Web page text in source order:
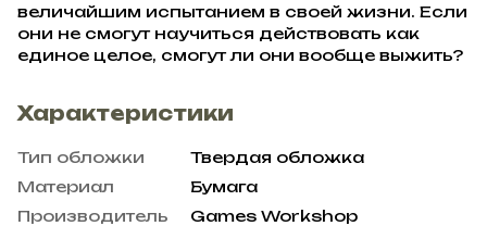
величайшим испытанием в своей жизни. Если
они не смогут научиться действовать как
единое целое, смогут ли они вообще выжить?
Характеристики
Тип обложки
Твердая обложка
Материал
Бумага
Производитель
Games Workshop